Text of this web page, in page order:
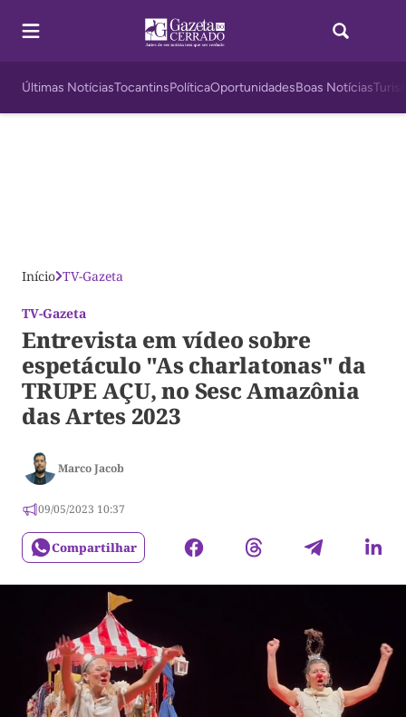
Últimas NotíciasTocantinsPolíticaOportunidadesBoas Notícias
Início TV-Gazeta
TV-Gazeta
Entrevista em vídeo sobre
espetáculo "As charlatonas" da
TRUPE AÇU, no Sesc Amazônia
das Artes 2023
Marco Jacob
09/05/2023 10:37
Compartilhar